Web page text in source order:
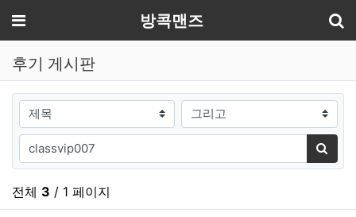
메뉴 방콕맨즈
후기 게시판
검색대상
검색어
검색
전체 3 / 1 페이지